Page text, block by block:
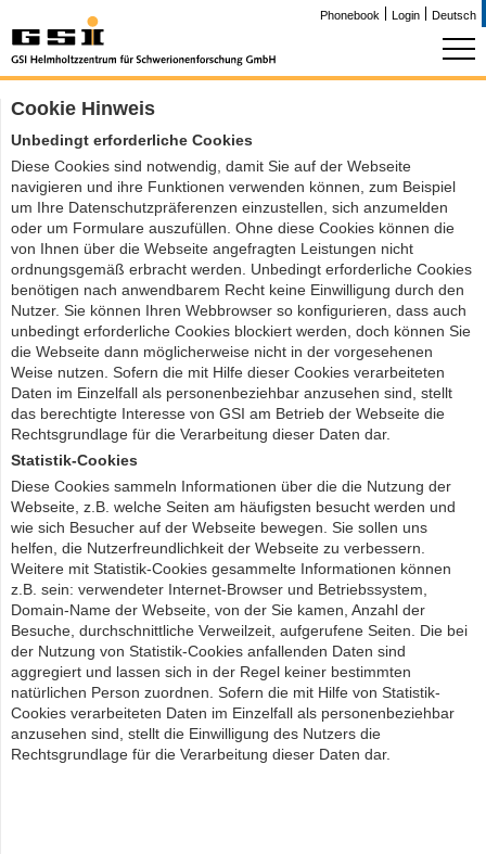
Phonebook Login Deutsch
Cookie Hinweis
Unbedingt erforderliche Cookies
Diese Cookies sind notwendig, damit Sie auf der Webseite
navigieren und ihre Funktionen verwenden können, zum Beispiel
um Ihre Datenschutzpräferenzen einzustellen, sich anzumelden
oder um Formulare auszufüllen. Ohne diese Cookies können die
von Ihnen über die Webseite angefragten Leistungen nicht
ordnungsgemäß erbracht werden. Unbedingt erforderliche Cookies
benötigen nach anwendbarem Recht keine Einwilligung durch den
Nutzer. Sie können Ihren Webbrowser so konfigurieren, dass auch
unbedingt erforderliche Cookies blockiert werden, doch können Sie
die Webseite dann möglicherweise nicht in der vorgesehenen
Weise nutzen. Sofern die mit Hilfe dieser Cookies verarbeiteten
Daten im Einzelfall als personenbeziehbar anzusehen sind, stellt
das berechtigte Interesse von GSI am Betrieb der Webseite die
Rechtsgrundlage für die Verarbeitung dieser Daten dar.
Statistik-Cookies
Diese Cookies sammeln Informationen über die die Nutzung der
Webseite, z.B. welche Seiten am häufigsten besucht werden und
wie sich Besucher auf der Webseite bewegen. Sie sollen uns
helfen, die Nutzerfreundlichkeit der Webseite zu verbessern.
Weitere mit Statistik-Cookies gesammelte Informationen können
z.B. sein: verwendeter Internet-Browser und Betriebssystem,
Domain-Name der Webseite, von der Sie kamen, Anzahl der
Besuche, durchschnittliche Verweilzeit, aufgerufene Seiten. Die bei
der Nutzung von Statistik-Cookies anfallenden Daten sind
aggregiert und lassen sich in der Regel keiner bestimmten
natürlichen Person zuordnen. Sofern die mit Hilfe von Statistik-
Cookies verarbeiteten Daten im Einzelfall als personenbeziehbar
anzusehen sind, stellt die Einwilligung des Nutzers die
Rechtsgrundlage für die Verarbeitung dieser Daten dar.